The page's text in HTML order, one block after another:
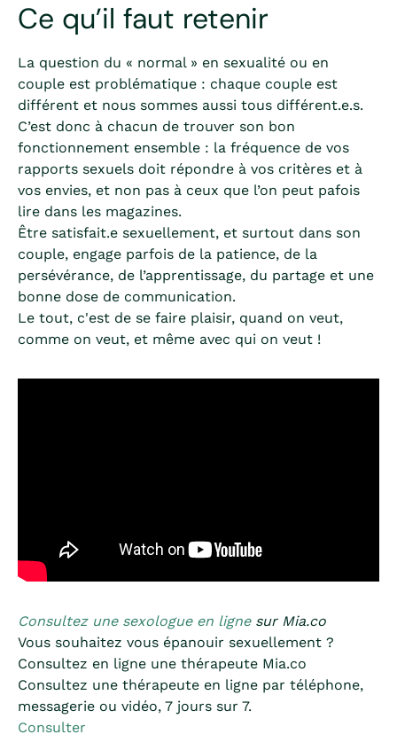
Ce qu’il faut retenir
La question du « normal » en sexualité ou en
couple est problématique : chaque couple est
différent et nous sommes aussi tous différent.e.s.
C’est donc à chacun de trouver son bon
fonctionnement ensemble : la fréquence de vos
rapports sexuels doit répondre à vos critères et à
vos envies, et non pas à ceux que l’on peut pafois
lire dans les magazines.
Être satisfait.e sexuellement, et surtout dans son
couple, engage parfois de la patience, de la
persévérance, de l’apprentissage, du partage et une
bonne dose de communication.
Le tout, c'est de se faire plaisir, quand on veut,
comme on veut, et même avec qui on veut !
Consultez une sexologue en lignesur Mia.co
Vous souhaitez vous épanouir sexuellement ?
Consultez en ligne une thérapeute Mia.co
Consultez une thérapeute en ligne par téléphone,
messagerie ou vidéo, 7 jours sur 7.
Consulter